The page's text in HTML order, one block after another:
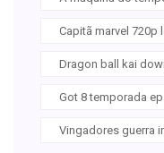
Capitã marvel 720p
Dragon ball kai
Got 8 temporada
Vingadores guerra